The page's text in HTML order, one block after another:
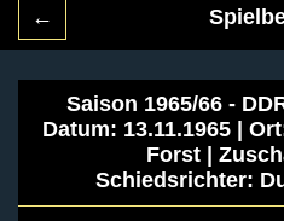
←
Saison 1965/66 -
Datum: 13.11.1965 |
Forst |
Schiedsrichter: